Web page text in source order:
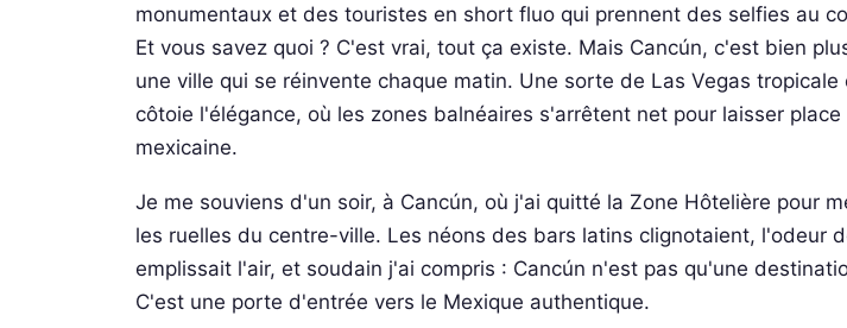
monumentaux et des touristes en short fluo qui prennent des selfies au
Et vous savez quoi ? C'est vrai, tout ça existe. Mais Cancún, c'est bien
une ville qui se réinvente chaque matin. Une sorte de Las Vegas tropicale
côtoie l'élégance, où les zones balnéaires s'arrêtent net pour laisser place
mexicaine.
Je me souviens d'un soir, à Cancún, où j'ai quitté la Zone Hôtelière pour
les ruelles du centre-ville. Les néons des bars latins clignotaient, l'odeur
emplissait l'air, et soudain j'ai compris : Cancún n'est pas qu'une
C'est une porte d'entrée vers le Mexique authentique.